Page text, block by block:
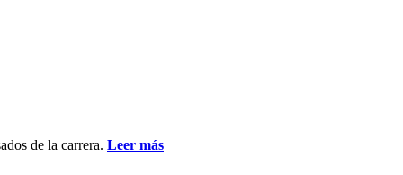
de la carrera. Leer más